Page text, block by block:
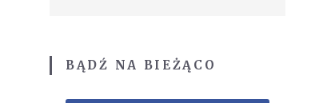
BĄDŹ NA BIEŻĄCO